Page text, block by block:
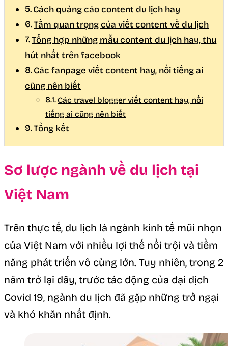
Cách quảng cáo content du lịch hay
Tầm quan trọng của viết content về du lịch
Tổng hợp những mẫu content du lịch hay, thu
hút nhất trên facebook
Các fanpage viết content hay, nổi tiếng ai
cũng nên biết
Các travel blogger viết content hay, nổi
tiếng ai cũng nên biết
Tổng kết
Sơ lược ngành về du lịch tại
Việt Nam
Trên thực tế, du lịch là ngành kinh tế mũi nhọn
của Việt Nam với nhiều lợi thế nổi trội và tiềm
năng phát triển vô cùng lớn. Tuy nhiên, trong 2
năm trở lại đây, trước tác động của đại dịch
Covid 19, ngành du lịch đã gặp những trở ngại
và khó khăn nhất định.